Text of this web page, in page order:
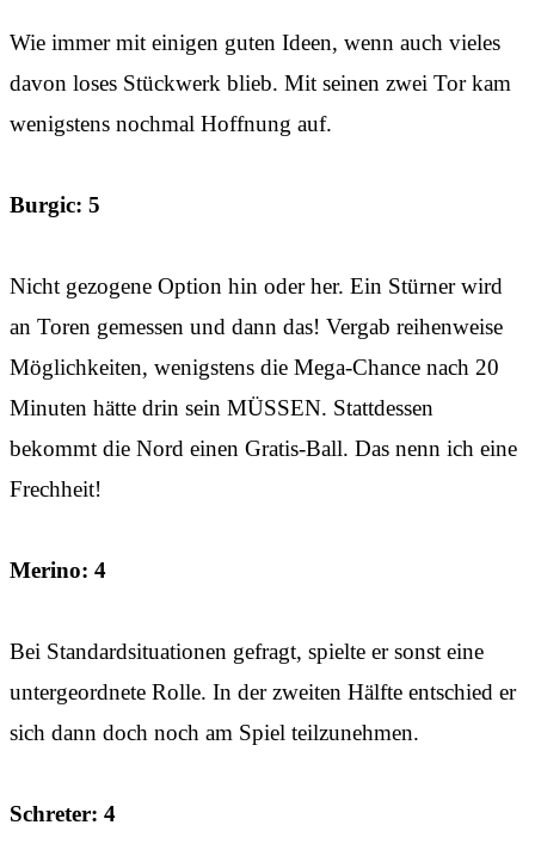
Wie immer mit einigen guten Ideen, wenn auch vieles
davon loses Stückwerk blieb. Mit seinen zwei Tor kam
wenigstens nochmal Hoffnung auf.
Burgic: 5
Nicht gezogene Option hin oder her. Ein Stürner wird
an Toren gemessen und dann das! Vergab reihenweise
Möglichkeiten, wenigstens die Mega-Chance nach 20
Minuten hätte drin sein MÜSSEN. Stattdessen
bekommt die Nord einen Gratis-Ball. Das nenn ich eine
Frechheit!
Merino: 4
Bei Standardsituationen gefragt, spielte er sonst eine
untergeordnete Rolle. In der zweiten Hälfte entschied er
sich dann doch noch am Spiel teilzunehmen.
Schreter: 4